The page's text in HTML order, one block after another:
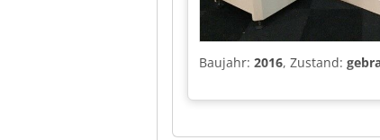
Baujahr: 2016, Zustand: